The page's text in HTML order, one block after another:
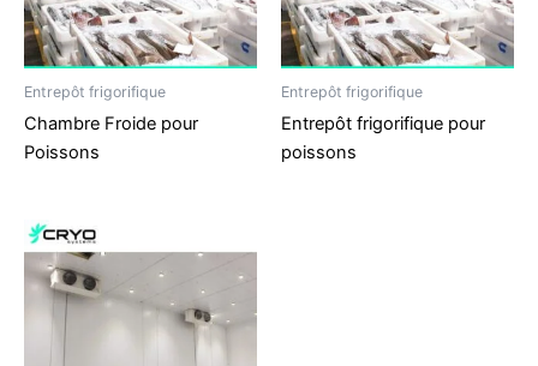
Entrepôt frigorifique
Chambre Froide pour
Poissons
Entrepôt frigorifique
Entrepôt frigorifique pour
poissons